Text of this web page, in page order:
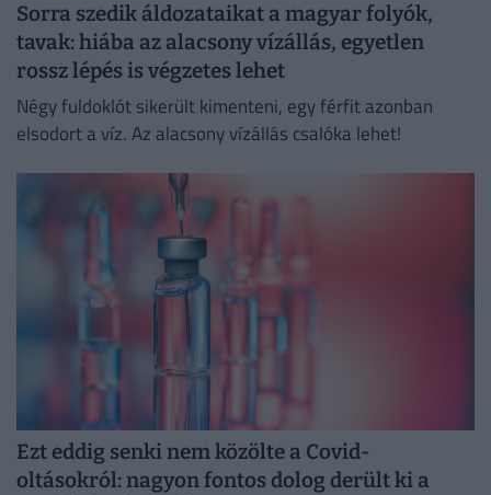
Sorra szedik áldozataikat a magyar folyók,
tavak: hiába az alacsony vízállás, egyetlen
rossz lépés is végzetes lehet
Négy fuldoklót sikerült kimenteni, egy férfit azonban
elsodort a víz. Az alacsony vízállás csalóka lehet!
Ezt eddig senki nem közölte a Covid-
oltásokról: nagyon fontos dolog derült ki a